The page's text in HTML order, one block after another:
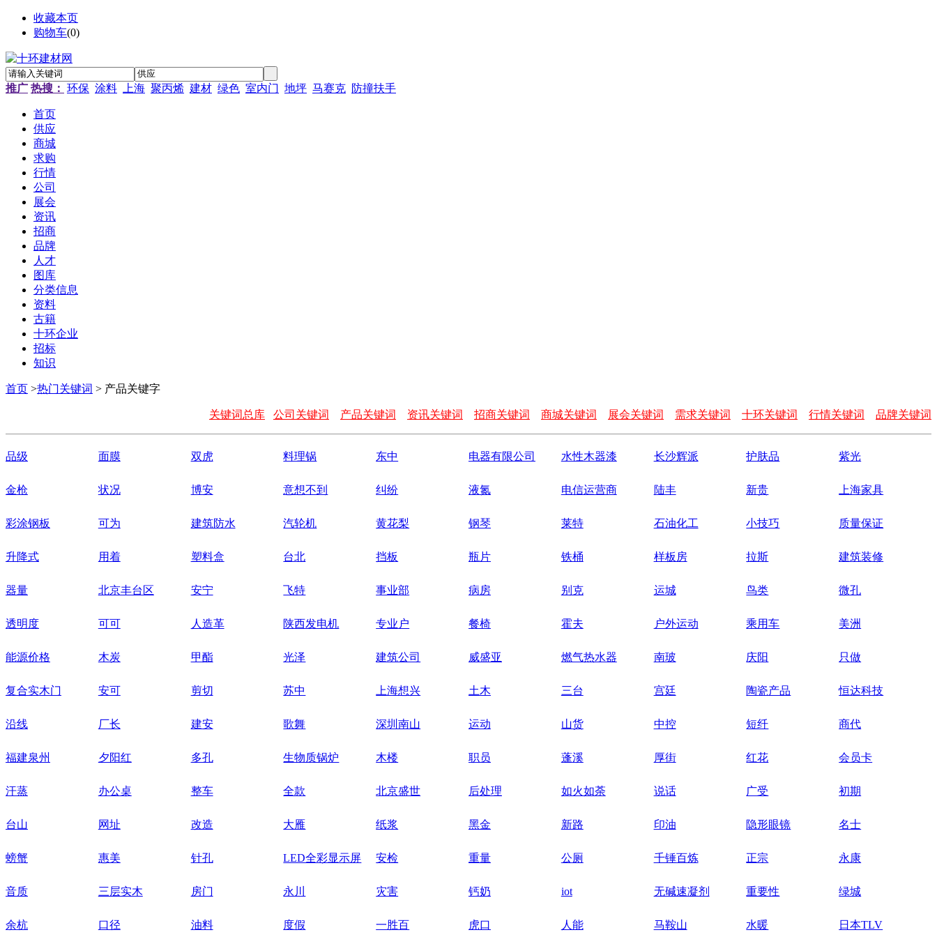
收藏本页
购物车(0)
推广 热搜： 环保 涂料 上海 聚丙烯 建材 绿色 室内门 地坪 马赛克 防撞扶手
首页
供应
商城
求购
行情
公司
展会
资讯
招商
品牌
人才
图库
分类信息
资料
古籍
十环企业
招标
知识
首页 >热门关键词 > 产品关键字
关键词总库 公司关键词 产品关键词 资讯关键词 招商关键词 商城关键词 展会关键词 需求关键词 十环关键词 行情关键词 品牌关键词
品级 面膜 双虎 料理锅 东中 电器有限公司 水性木器漆 长沙辉派 护肤品 紫光
金枪 状况 博安 意想不到 纠纷 液氮 电信运营商 陆丰 新贵 上海家具
彩涂钢板 可为 建筑防水 汽轮机 黄花梨 钢琴 莱特 石油化工 小技巧 质量保证
升降式 用着 塑料盒 台北 挡板 瓶片 铁桶 样板房 拉斯 建筑装修
器量 北京丰台区 安宁 飞特 事业部 病房 别克 运城 鸟类 微孔
透明度 可可 人造革 陕西发电机 专业户 餐椅 霍夫 户外运动 乘用车 美洲
能源价格 木炭 甲酯 光泽 建筑公司 威盛亚 燃气热水器 南玻 庆阳 只做
复合实木门 安可 剪切 苏中 上海想兴 土木 三台 宫廷 陶瓷产品 恒达科技
沿线 厂长 建安 歌舞 深圳南山 运动 山货 中控 短纤 商代
福建泉州 夕阳红 多孔 生物质锅炉 木楼 职员 蓬溪 厚街 红花 会员卡
汗蒸 办公桌 整车 全款 北京盛世 后处理 如火如荼 说话 广受 初期
台山 网址 改造 大雁 纸浆 黑金 新路 印油 隐形眼镜 名士
螃蟹 惠美 针孔 LED全彩显示屏 安检 重量 公厕 千锤百炼 正宗 永康
音质 三层实木 房门 永川 灾害 钙奶 iot 无碱速凝剂 重要性 绿城
余杭 口径 油料 度假 一胜百 虎口 人能 马鞍山 水暖 日本TLV